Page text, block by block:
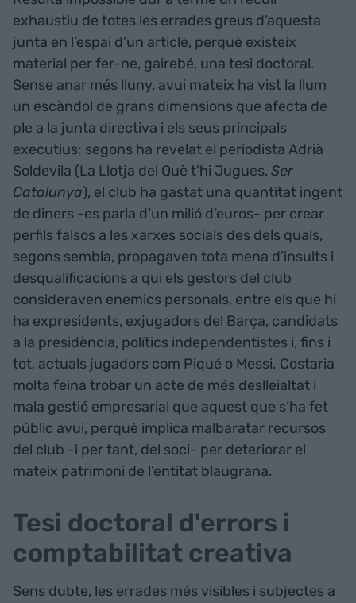
exhaustiu de totes les errades greus d’aquesta
junta en l’espai d’un article, perquè existeix
material per fer-ne, gairebé, una tesi doctoral.
Sense anar més lluny, avui mateix ha vist la llum
un escàndol de grans dimensions que afecta de
ple a la junta directiva i els seus principals
executius: segons ha revelat el periodista Adrià
Soldevila (La Llotja del Què t'hi Jugues, Ser
Catalunya), el club ha gastat una quantitat ingent
de diners -es parla d’un milió d’euros- per crear
perfils falsos a les xarxes socials des dels quals,
segons sembla, propagaven tota mena d’insults i
desqualificacions a qui els gestors del club
consideraven enemics personals, entre els que hi
ha expresidents, exjugadors del Barça, candidats
a la presidència, polítics independentistes i, fins i
tot, actuals jugadors com Piqué o Messi. Costaria
molta feina trobar un acte de més deslleialtat i
mala gestió empresarial que aquest que s’ha fet
públic avui, perquè implica malbaratar recursos
del club -i per tant, del soci- per deteriorar el
mateix patrimoni de l’entitat blaugrana.
Tesi doctoral d'errors i
comptabilitat creativa
Sens dubte, les errades més visibles i subjectes a